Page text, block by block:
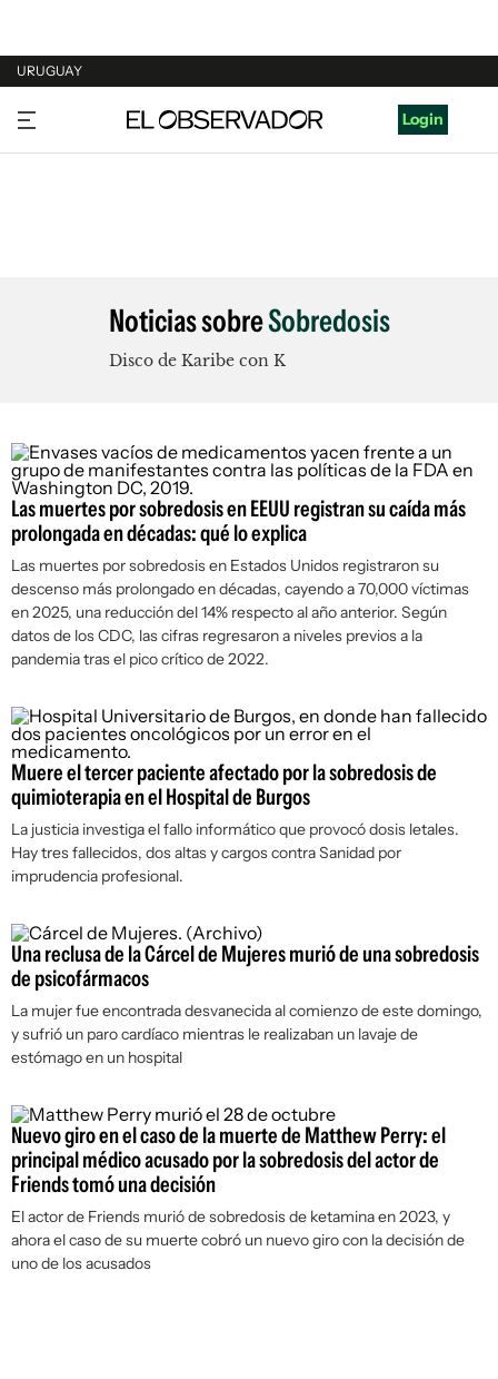
URUGUAY
URUGUAY
ARGENTINA
Login
Noticias sobreSobredosis
Disco de Karibe con K
Las muertes por sobredosis en EEUU registran su caída más
prolongada en décadas: qué lo explica
Las muertes por sobredosis en Estados Unidos registraron su
descenso más prolongado en décadas, cayendo a 70,000 víctimas
en 2025, una reducción del 14% respecto al año anterior. Según
datos de los CDC, las cifras regresaron a niveles previos a la
pandemia tras el pico crítico de 2022.
Muere el tercer paciente afectado por la sobredosis de
quimioterapia en el Hospital de Burgos
La justicia investiga el fallo informático que provocó dosis letales.
Hay tres fallecidos, dos altas y cargos contra Sanidad por
imprudencia profesional.
Una reclusa de la Cárcel de Mujeres murió de una sobredosis
de psicofármacos
La mujer fue encontrada desvanecida al comienzo de este domingo,
y sufrió un paro cardíaco mientras le realizaban un lavaje de
estómago en un hospital
Nuevo giro en el caso de la muerte de Matthew Perry: el
principal médico acusado por la sobredosis del actor de
Friends tomó una decisión
El actor de Friends murió de sobredosis de ketamina en 2023, y
ahora el caso de su muerte cobró un nuevo giro con la decisión de
uno de los acusados